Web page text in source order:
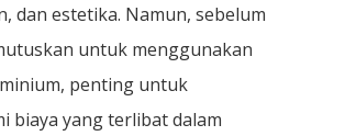
dan estetika. Namun, sebelum
untuk menggunakan
penting untuk
biaya yang terlibat dalam